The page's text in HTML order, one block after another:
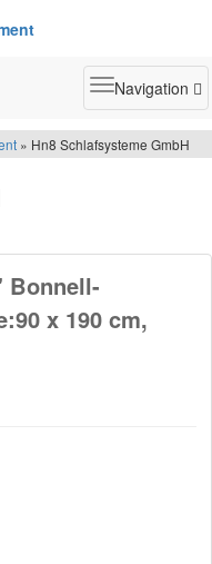
Toggle
Navigation
» Hn8 Schlafsysteme GmbH
Bonnell-
x 190 cm,